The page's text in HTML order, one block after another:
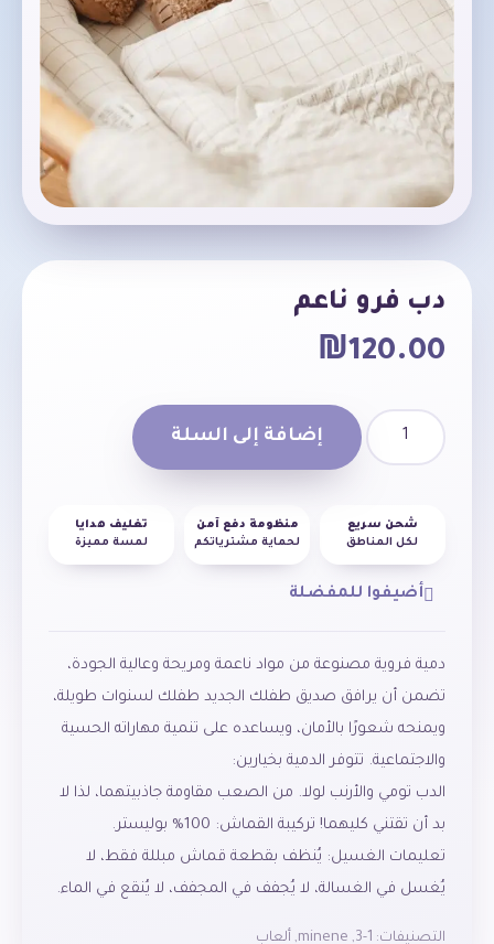
دب فرو ناعم
₪120.00
إضافة إلى السلة
شحن سريع
لكل المناطق
منظومة دفع آمن
لحماية مشترياتكم
تغليف هدايا
لمسة مميزة
أضيفوا للمفضلة
دمية فروية مصنوعة من مواد ناعمة ومريحة وعالية الجودة،
ويمنحه شعورًا بالأمان، ويساعده على تنمية مهاراته الحسية
الدب تومي والأرنب لولا. من الصعب مقاومة جاذبيتهما، لذا لا
تعليمات الغسيل: يُنظف بقطعة قماش مبللة فقط، لا
يُغسل في الغسالة، لا يُجفف في المجفف، لا يُنقع في الماء.
التصنيفات: 1-3
,
minene
, ألعاب